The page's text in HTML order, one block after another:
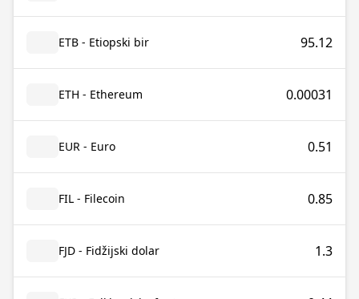
ETB - Etiopski bir 95.12
ETH - Ethereum 0.00031
EUR - Euro 0.51
FIL - Filecoin 0.85
FJD - Fidžijski dolar 1.3